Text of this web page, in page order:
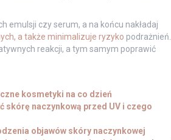
emulsji czy serum, a na końcu nakładaj
a także minimalizuje ryzyko podrażnień.
reakcji, a tym samym poprawić
kosmetyki na co dzień
skórę naczynkową przed UV i czego
objawów skóry naczynkowej